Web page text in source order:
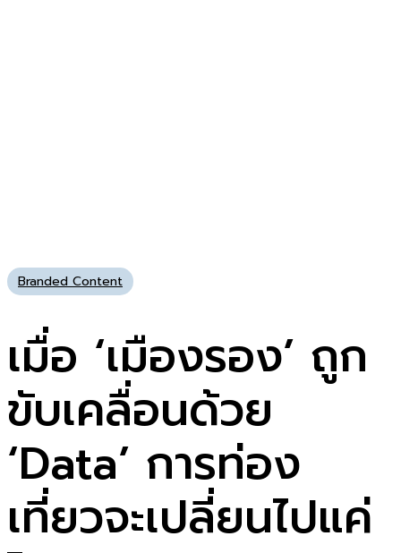
Branded Content
เมื่อ ‘เมืองรอง’ ถูก
ขับเคลื่อนด้วย
‘Data’ การท่อง
เที่ยวจะเปลี่ยนไปแค่